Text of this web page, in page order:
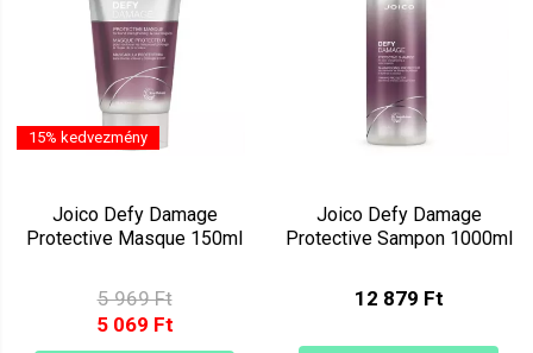
15% kedvezmény
Joico Defy Damage
Protective Masque 150ml
5 969 Ft
5 069 Ft
Joico Defy Damage
Protective Sampon 1000ml
12 879 Ft